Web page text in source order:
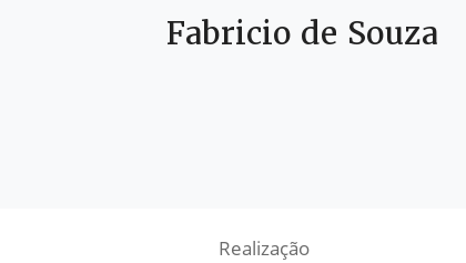
Fabricio de Souza
Realização